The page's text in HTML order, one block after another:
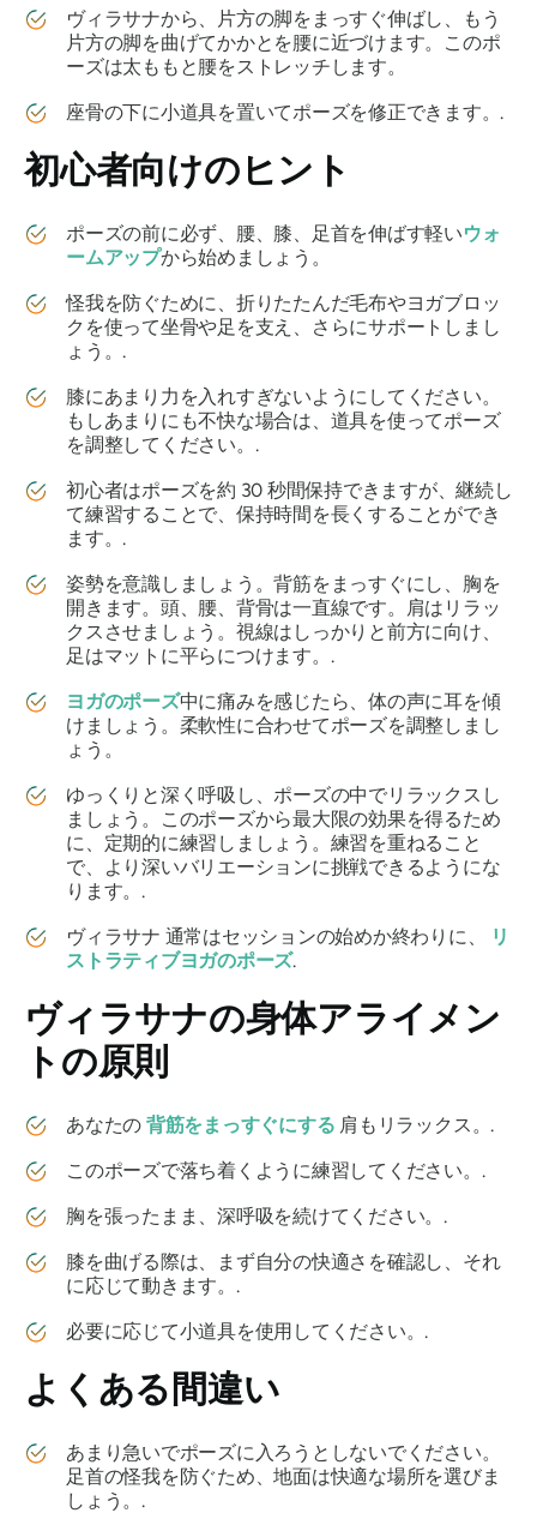
ヴィラサナから、片方の脚をまっすぐ伸ばし、もう
片方の脚を曲げてかかとを腰に近づけます。このポ
ーズは太ももと腰をストレッチします。
座骨の下に小道具を置いてポーズを修正できます。.
初心者向けのヒント
ポーズの前に必ず、腰、膝、足首を伸ばす軽いウォ
ームアップから始めましょう。
怪我を防ぐために、折りたたんだ毛布やヨガブロッ
クを使って坐骨や足を支え、さらにサポートしまし
ょう。.
膝にあまり力を入れすぎないようにしてください。
もしあまりにも不快な場合は、道具を使ってポーズ
を調整してください。.
初心者はポーズを約 30 秒間保持できますが、継続し
て練習することで、保持時間を長くすることができ
ます。.
姿勢を意識しましょう。背筋をまっすぐにし、胸を
開きます。頭、腰、背骨は一直線です。肩はリラッ
クスさせましょう。視線はしっかりと前方に向け、
足はマットに平らにつけます。.
ヨガのポーズ中に痛みを感じたら、体の声に耳を傾
けましょう。柔軟性に合わせてポーズを調整しまし
ょう。
ゆっくりと深く呼吸し、ポーズの中でリラックスし
ましょう。このポーズから最大限の効果を得るため
に、定期的に練習しましょう。練習を重ねること
で、より深いバリエーションに挑戦できるようにな
ります。.
ヴィラサナ 通常はセッションの始めか終わりに、
リ
ストラティブヨガのポーズ.
ヴィラサナの身体アライメン
トの原則
あなたの 背筋をまっすぐにする 肩もリラックス。.
このポーズで落ち着くように練習してください。.
胸を張ったまま、深呼吸を続けてください。.
膝を曲げる際は、まず自分の快適さを確認し、それ
に応じて動きます。.
必要に応じて小道具を使用してください。.
よくある間違い
あまり急いでポーズに入ろうとしないでください。
足首の怪我を防ぐため、地面は快適な場所を選びま
しょう。.